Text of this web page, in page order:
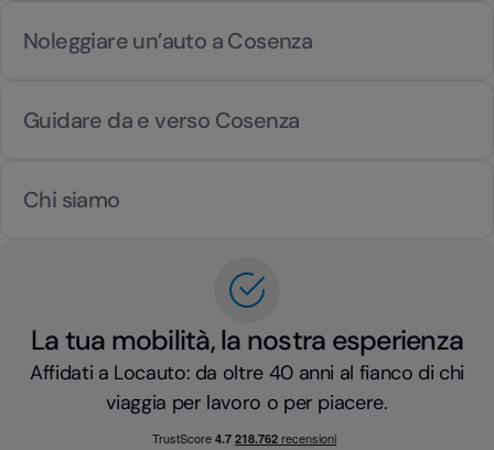
Noleggiare un’auto a Cosenza
Guidare da e verso Cosenza
Chi siamo
La tua mobilità, la nostra esperienza
Affidati a Locauto: da oltre 40 anni al fianco di chi
viaggia per lavoro o per piacere.